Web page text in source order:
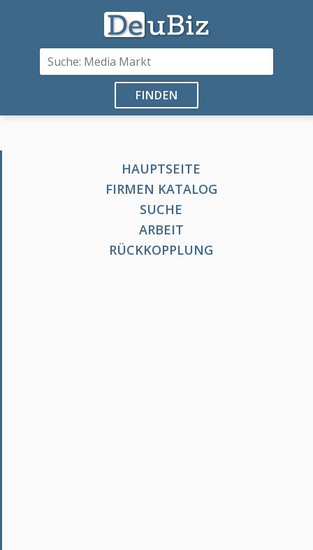
FINDEN
HAUPTSEITE
FIRMEN KATALOG
SUCHE
ARBEIT
RÜCKKOPPLUNG